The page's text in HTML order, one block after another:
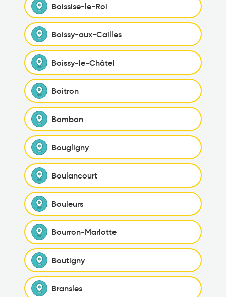
Boissise-le-Roi
Boissy-aux-Cailles
Boissy-le-Châtel
Boitron
Bombon
Bougligny
Boulancourt
Bouleurs
Bourron-Marlotte
Boutigny
Bransles